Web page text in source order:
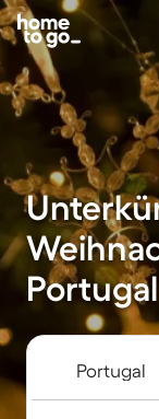
Portugal